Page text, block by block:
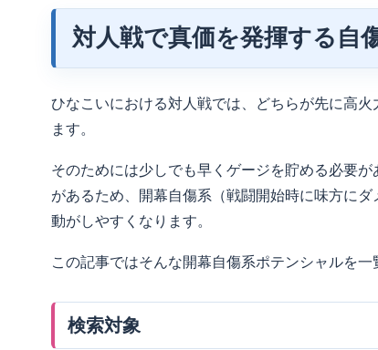
対人戦で真価を発揮する自
ひなこいにおける対人戦では、どちらが先に高
ます。
そのためには少しでも早くゲージを貯める必要
があるため、開幕自傷系（戦闘開始時に味方に
動がしやすくなります。
この記事ではそんな開幕自傷系ポテンシャルを一
検索対象